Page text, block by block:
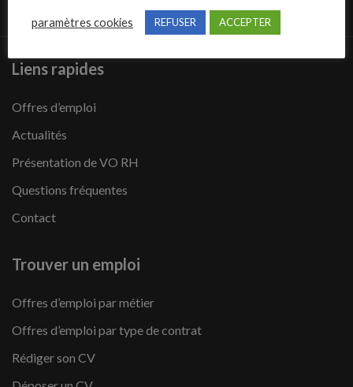
Liens rapides
Offres d’emploi
Actualités
Présentation de VO RH
Questions fréquentes
Contact
Trouver un emploi
Offres d’emploi par métier
Offres d’emploi par type de contrat
Rédiger son CV
paramètres cookies REFUSER ACCEPTER